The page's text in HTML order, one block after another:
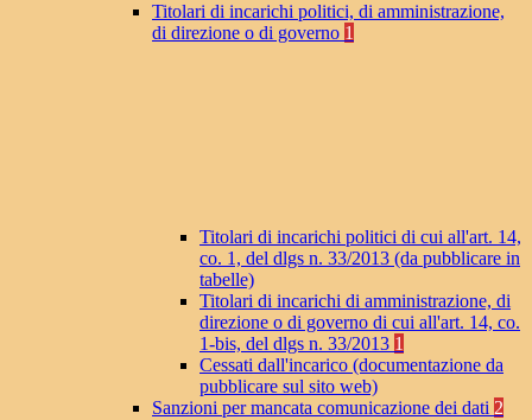
Titolari di incarichi politici, di amministrazione,
di direzione o di governo 1
Titolari di incarichi politici di cui all'art. 14,
co. 1, del dlgs n. 33/2013 (da pubblicare in
tabelle)
Titolari di incarichi di amministrazione, di
direzione o di governo di cui all'art. 14, co.
1-bis, del dlgs n. 33/2013 1
Cessati dall'incarico (documentazione da
pubblicare sul sito web)
Sanzioni per mancata comunicazione dei dati 2